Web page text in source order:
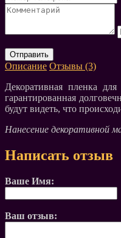
Отправить
Описание Отзывы (3)
Декоративная пленка
гарантированная
будут видеть, что
Нанесение декоративной
Написать отзыв
Ваше Имя:
Ваш отзыв: